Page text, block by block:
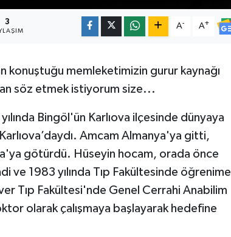
3 A- A+
konuştuğu memleketimizin gurur kaynağı
söz etmek istiyorum size...
Bingöl'ün Karlıova ilçesinde dünyaya
Amcam Almanya'ya gitti,
götürdü. Hüseyin hocam, orada önce
ve 1983 yılında Tıp Fakültesinde öğrenime
Tıp Fakültesi'nde Genel Cerrahi Anabilim
olarak çalışmaya başlayarak hedefine